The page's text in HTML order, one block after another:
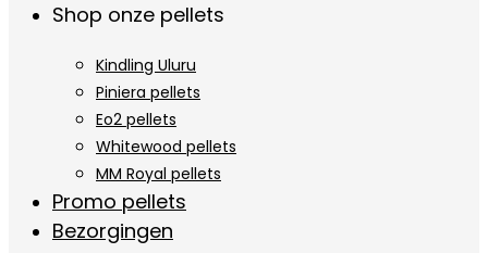
Shop onze pellets
Kindling Uluru
Piniera pellets
Eo2 pellets
Whitewood pellets
MM Royal pellets
Promo pellets
Bezorgingen